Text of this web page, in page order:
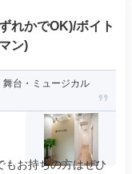
れかでOK)/ボイト
ン)
台・ミュージカル
もお持ちの方はぜひ